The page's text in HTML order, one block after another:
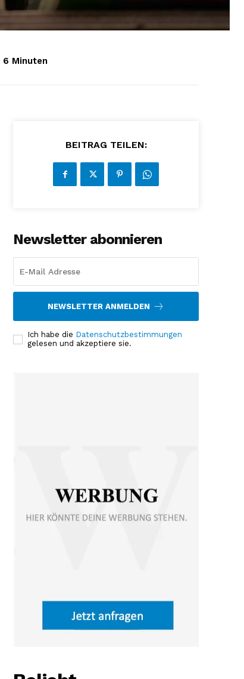
6 Minuten
BEITRAG TEILEN:
Newsletter abonnieren
NEWSLETTER ANMELDEN
Ich habe die Datenschutzbestimmungen
gelesen und akzeptiere sie.